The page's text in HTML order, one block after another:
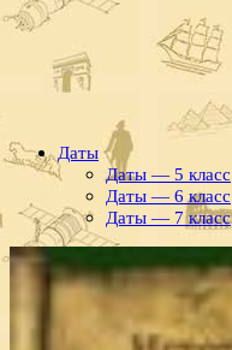
Даты
Даты — 5 класс
Даты — 6 класс
Даты — 7 класс